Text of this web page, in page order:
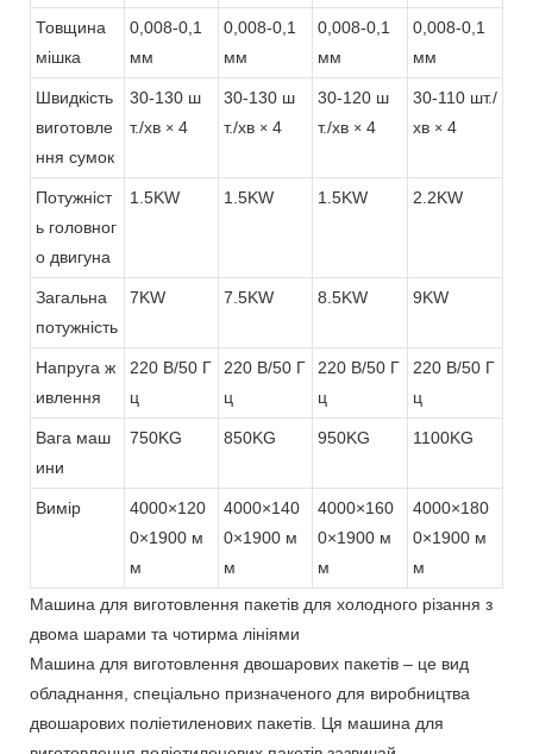
Товщина
мішка
0,008-0,1
мм
0,008-0,1
мм
0,008-0,1
мм
0,008-0,1
мм
Швидкість
виготовле
ння сумок
30-130 ш
т./хв × 4
30-130 ш
т./хв × 4
30-120 ш
т./хв × 4
30-110 шт./
хв × 4
Потужніст
ь головног
о двигуна
1.5KW 1.5KW 1.5KW 2.2KW
Загальна
потужність
7KW 7.5KW 8.5KW 9KW
Напруга ж
ивлення
220 В/50 Г
ц
220 В/50 Г
ц
220 В/50 Г
ц
220 В/50 Г
ц
Вага маш
ини
750KG 850KG 950KG 1100KG
Вимір
4000×120
0×1900 м
м
4000×140
0×1900 м
м
4000×160
0×1900 м
м
4000×180
0×1900 м
м
Машина для виготовлення пакетів для холодного різання з
двома шарами та чотирма лініями
Машина для виготовлення двошарових пакетів – це вид
обладнання, спеціально призначеного для виробництва
двошарових поліетиленових пакетів. Ця машина для